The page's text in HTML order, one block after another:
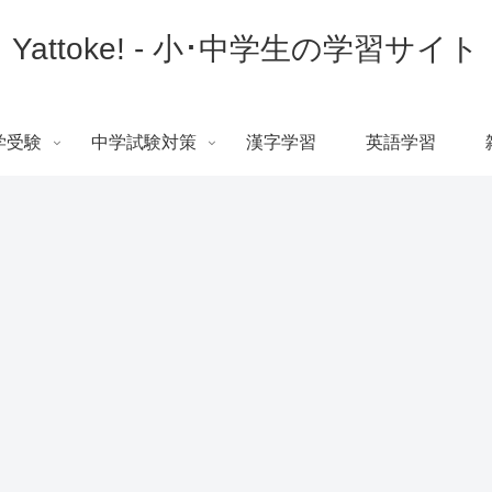
Yattoke! - 小･中学生の学習サイト
受験 中学試験対策 漢字学習 英語学習